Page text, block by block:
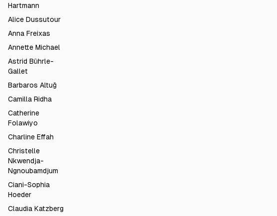
Hartmann
Alice Dussutour
Anna Freixas
Annette Michael
Astrid Bührle-
Gallet
Barbaros Altuğ
Camilla Ridha
Catherine
Folawiyo
Charline Effah
Christelle
Nkwendja-
Ngnoubamdjum
Ciani-Sophia
Hoeder
Claudia Katzberg